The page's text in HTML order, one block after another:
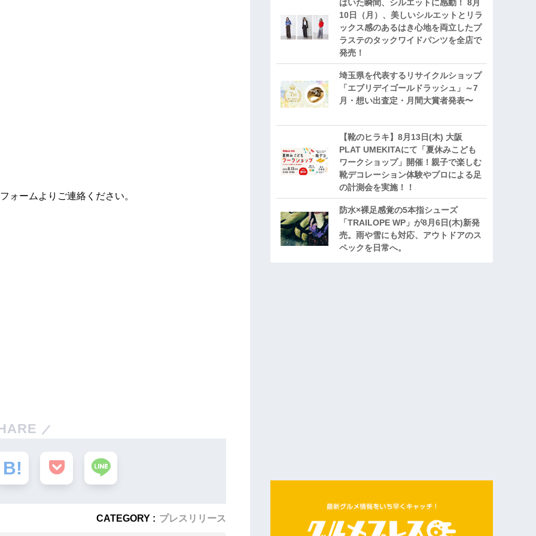
ォームよりご連絡ください。
CATEGORY : プレスリリース
はいた瞬間、シルエットに感動！ 8月
10日（月）、美しいシルエットとリラ
ックス感のあるはき心地を両立したプ
ラステのタックワイドパンツを全店で
発売！
埼玉県を代表するリサイクルショップ
「エブリデイゴールドラッシュ」～7
月・想い出査定・月間大賞者発表〜
【靴のヒラキ】8月13日(木) 大阪
PLAT UMEKITAにて「夏休みこども
ワークショップ」開催！親子で楽しむ
靴デコレーション体験やプロによる足
の計測会を実施！！
防水×裸足感覚の5本指シューズ
「TRAILOPE WP」が8月6日(木)新発
売。雨や雪にも対応、アウトドアのス
ペックを日常へ。